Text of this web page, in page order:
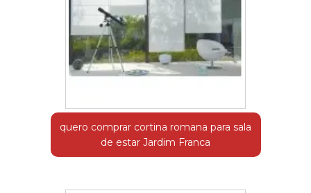
quero comprar cortina romana para sala
de estar Jardim Franca